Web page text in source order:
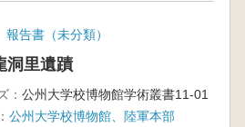
報告書（未分類）
洞里遺蹟
： 公州大学校博物館学術叢書11-01
公州大学校博物館、陸軍本部